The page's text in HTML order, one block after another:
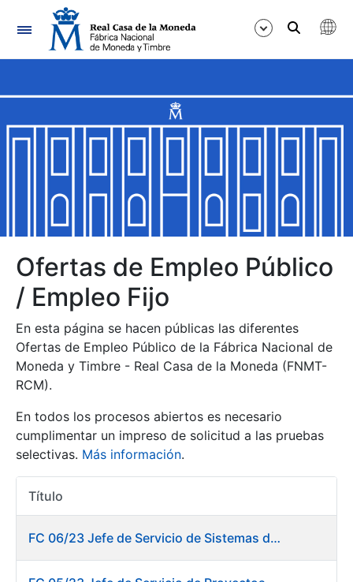
Navegación
Mostrar/Ocultar
Mostrar/Ocultar
Mostrar/Ocultar
Mostrar/Ocultar
Mostrar/Ocultar
Mostrar/Ocultar
Ofertas de Empleo Público
/ Empleo Fijo
En esta página se hacen públicas las diferentes
Ofertas de Empleo Público de la Fábrica Nacional de
Moneda y Timbre - Real Casa de la Moneda (FNMT-
RCM).
En todos los procesos abiertos es necesario
cumplimentar un impreso de solicitud a las pruebas
selectivas. Más información.
Título
FC 06/23 Jefe de Servicio de Sistemas de Información de Fábrica de Papel